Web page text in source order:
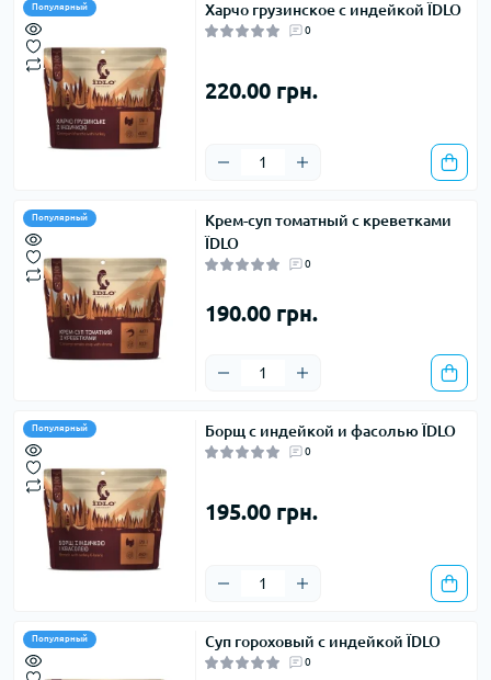
Популярный Харчо грузинское с индейкой ЇDLO
0
220.00 грн.
Популярный
Крем-суп томатный с креветками
ЇDLO
0
190.00 грн.
Популярный Борщ с индейкой и фасолью ЇDLO
0
195.00 грн.
Популярный Суп гороховый с индейкой ЇDLO
0